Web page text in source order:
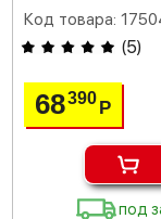
Код товара:
(5)
68390Р
под